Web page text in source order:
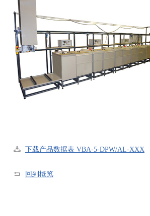
下载产品数据表 VBA-5-DPW/AL-XXX
回到概览